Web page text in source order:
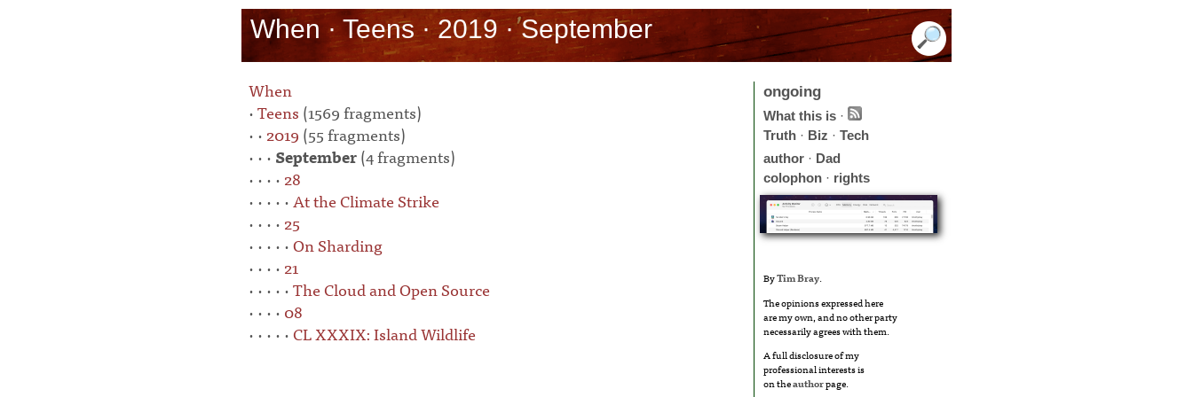
When · Teens · 2019 · September
When
·Teens (1569 fragments)
· · 2019 (55 fragments)
· · · September(4 fragments)
· · · · 28
· · · · ·At the Climate Strike
· · · · 25
· · · · ·On Sharding
· · · · 21
· · · · ·The Cloud and Open Source
· · · · 08
· · · · ·CL XXXIX: Island Wildlife
ongoing
What this is ·
Truth · Biz · Tech
author · Dad
colophon · rights
ByTim Bray.
The opinions expressed here
are my own, and no other party
necessarily agrees with them.
A full disclosure of my
professional interests is
on theauthorpage.